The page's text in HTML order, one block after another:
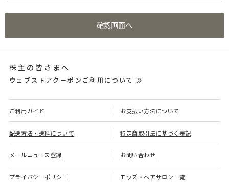
株主の皆さまへ
ウェブストアクーポンご利用について ≫
ご利用ガイド お支払い方法について
配送方法・送料について 特定商取引法に基づく表記
メールニュース登録 お問い合わせ
プライバシーポリシー モッズ・ヘアサロン一覧